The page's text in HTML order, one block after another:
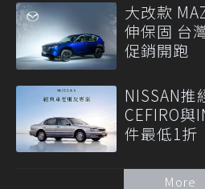
大改款
伸保固 台
促銷開跑
NISSAN
CEFIRO與
件最低1折
More